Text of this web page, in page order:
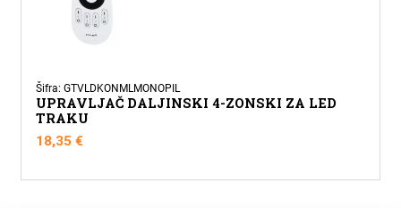
Šifra: GTVLDKONMLMONOPIL
UPRAVLJAČ DALJINSKI 4-ZONSKI ZA LED
TRAKU
18,35€